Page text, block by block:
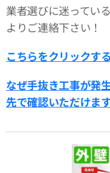
業者選びに迷ってい
よりご連絡下さい！
こちらをクリックす
なぜ手抜き工事が発
先で確認いただけま